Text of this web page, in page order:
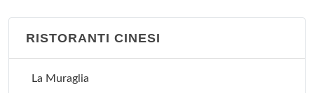
RISTORANTI CINESI
La Muraglia